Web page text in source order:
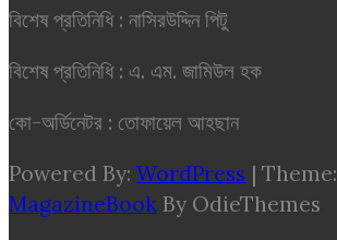
বিশেষ প্রতিনিধি : নাসিরউদ্দিন পিটু
বিশেষ প্রতিনিধি : এ. এম. জামিউল হক
কো-অর্ডিনেটর : তোফায়েল আহছান
Powered By: WordPress | Theme:
MagazineBook By OdieThemes